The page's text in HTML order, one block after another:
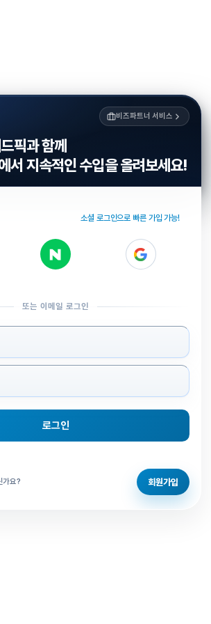
비즈파트너 서비스
픽과 함께
서 지속적인 수입을 올려보세요!
소셜 로그인으로 빠른 가입 가능!
또는 이메일 로그인
로그인
가요? 회원가입